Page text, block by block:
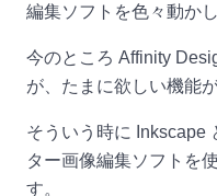
編集ソフトを色々動か
今のところ Affinity
が、たまに欲しい機能
そういう時に Inkscape
ター画像編集ソフトを
す。